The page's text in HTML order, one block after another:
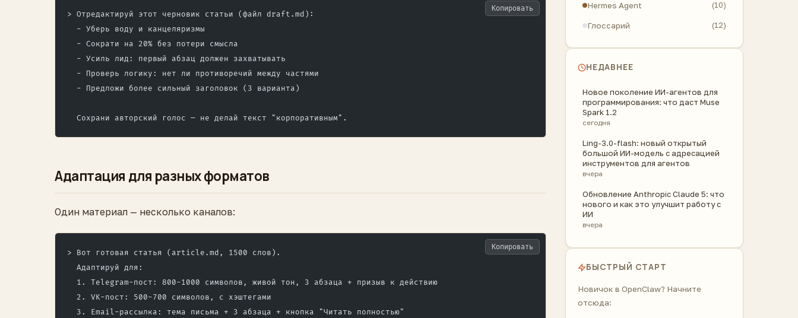
> Отредактируй этот черновик статьи (файл draft.md):
  - Уберь воду и канцеляризмы
  - Сократи на 20% без потери смысла
  - Усиль лид: первый абзац должен захватывать
  - Проверь логику: нет ли противоречий между частями
  - Предложи более сильный заголовок (3 варианта)
  Сохрани авторский голос — не делай текст "корпоративным".
Копировать
Адаптация для разных форматов
Один материал — несколько каналов:
> Вот готовая статья (article.md, 1500 слов).
  Адаптируй для:
  1. Telegram-пост: 800-1000 символов, живой тон, 3 абзаца + призыв к действию
  2. VK-пост: 500-700 символов, с хэштегами
  3. Email-рассылка: тема письма + 3 абзаца + кнопка "Читать полностью"
Копировать
Hermes Agent (10)
Глоссарий (12)
НЕДАВНЕЕ
Новое поколение ИИ-агентов для
программирования: что даст Muse
Spark 1.2
сегодня
Ling-3.0-flash: новый открытый
большой ИИ-модель с адресацией
инструментов для агентов
вчера
Обновление Anthropic Claude 5: что
нового и как это улучшит работу с
ИИ
вчера
БЫСТРЫЙ СТАРТ
Новичок в OpenClaw? Начните
отсюда: